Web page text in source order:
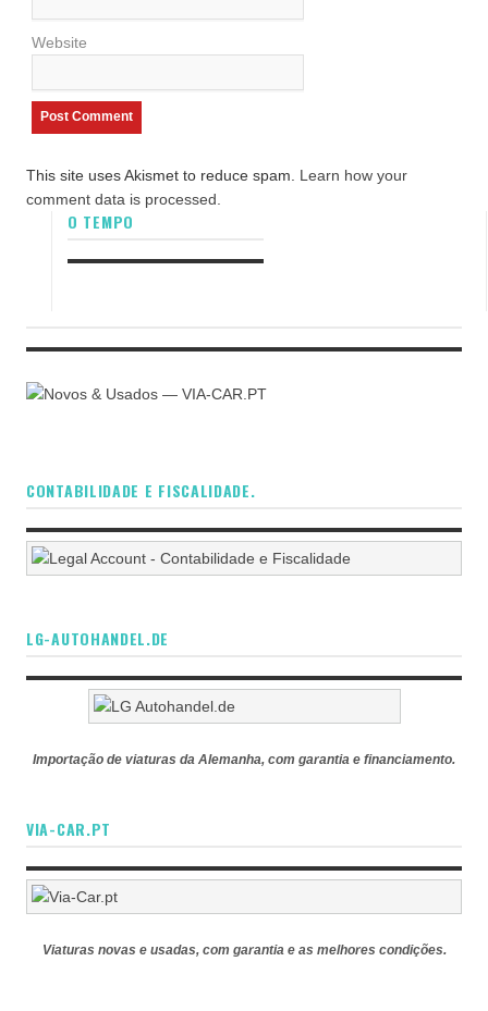
Website
This site uses Akismet to reduce spam. Learn how your
comment data is processed.
O TEMPO
CONTABILIDADE E FISCALIDADE.
LG-AUTOHANDEL.DE
Importação de viaturas da Alemanha, com garantia e financiamento.
VIA-CAR.PT
Viaturas novas e usadas, com garantia e as melhores condições.